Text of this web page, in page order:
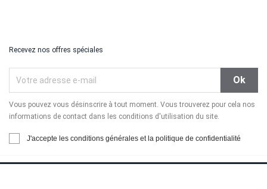
Recevez nos offres spéciales
Vous pouvez vous désinscrire à tout moment. Vous trouverez pour cela nos
informations de contact dans les conditions d'utilisation du site.
J'accepte les conditions générales et la politique de confidentialité